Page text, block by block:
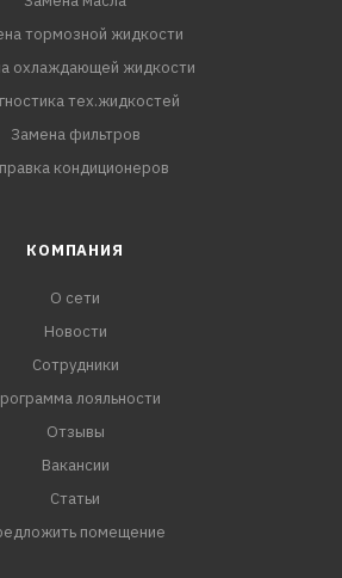
тормозной жидкости
охлаждающей жидкости
тех.жидкостей
Замена фильтров
кондиционеров
КОМПАНИЯ
О сети
Новости
Сотрудники
лояльности
Отзывы
Вакансии
Статьи
помещение